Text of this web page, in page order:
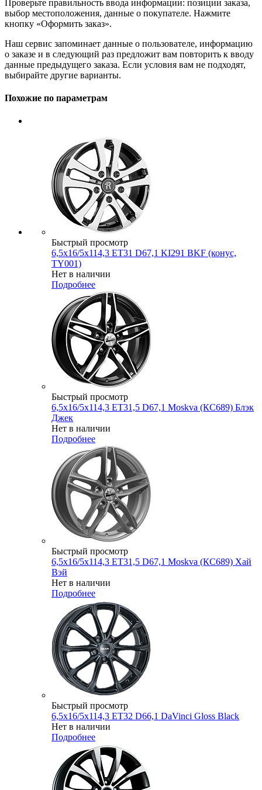
Проверьте правильность ввода информации: позиции заказа,
выбор местоположения, данные о покупателе. Нажмите
кнопку «Оформить заказ».
Наш сервис запоминает данные о пользователе, информацию
о заказе и в следующий раз предложит вам повторить к вводу
данные предыдущего заказа. Если условия вам не подходят,
выбирайте другие варианты.
Похожие по параметрам
Быстрый просмотр
6,5x16/5x114,3 ET31 D67,1 KI291 BKF (конус,
TY001)
Нет в наличии
Подробнее
Быстрый просмотр
6,5x16/5x114,3 ET31,5 D67,1 Moskva (КС689) Блэк
Джек
Нет в наличии
Подробнее
Быстрый просмотр
6,5x16/5x114,3 ET31,5 D67,1 Moskva (КС689) Хай
Вэй
Нет в наличии
Подробнее
Быстрый просмотр
6,5x16/5x114,3 ET32 D66,1 DaVinci Gloss Black
Нет в наличии
Подробнее